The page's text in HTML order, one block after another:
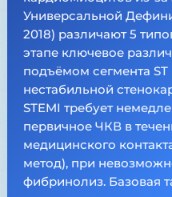
Универсальной
2018) различают 5
этапе ключевое
подъёмом сегмента ST
нестабильной
STEMI требует
первичное ЧКВ в
медицинского
метод), при
фибринолиз. Базовая